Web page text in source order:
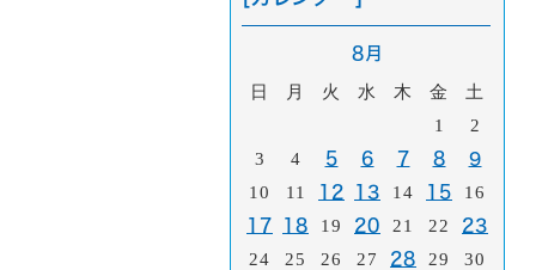
8月
日 月 火 水 木 金
土
1
2
3
4 5 6 7 8 9
10 11 12 13 14 15 16
17 18 19 20 21 22 23
24 25 26 27 28 29
30